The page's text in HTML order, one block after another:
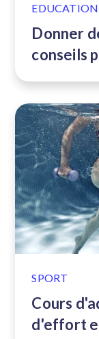
EDUCATION
Donner des cours particuliers, nos
conseils
SPORT
Cours d'aquatraining : 45 min
d'effort